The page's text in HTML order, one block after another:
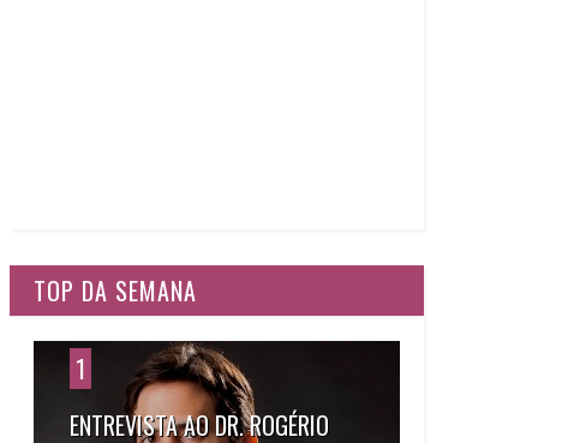
TOP DA SEMANA
1
ENTREVISTA AO DR. ROGÉRIO